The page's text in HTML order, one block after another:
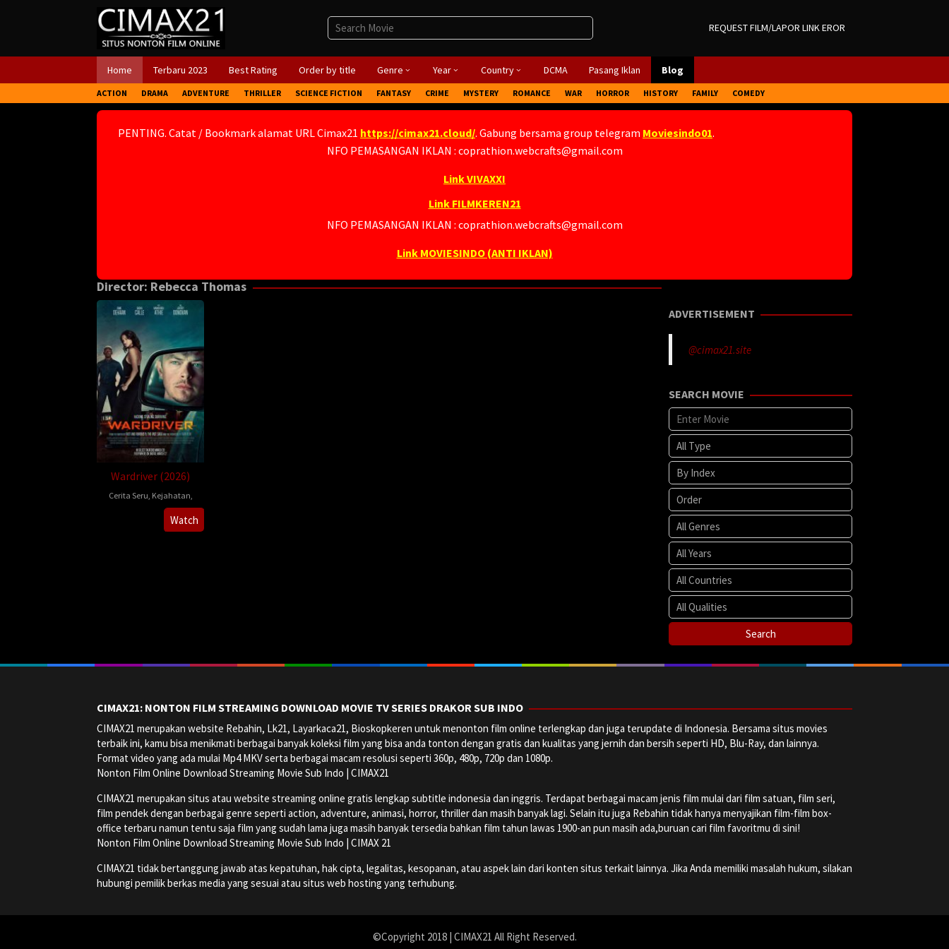
REQUEST FILM/LAPOR LINK EROR
Home Terbaru 2023 Best Rating Order by title Genre Year Country DCMA Pasang Iklan Blog
ACTION DRAMA ADVENTURE THRILLER SCIENCE FICTION FANTASY CRIME MYSTERY ROMANCE WAR HORROR HISTORY FAMILY COMEDY
PENTING. Catat / Bookmark alamat URL Cimax21 https://cimax21.cloud/ . Gabung bersama group telegram Moviesindo01.
NFO PEMASANGAN IKLAN : coprathion.webcrafts@gmail.com
Link VIVAXXI
Link FILMKEREN21
NFO PEMASANGAN IKLAN : coprathion.webcrafts@gmail.com
Link MOVIESINDO (ANTI IKLAN)
Director: Rebecca Thomas
Wardriver (2026)
Cerita Seru, Kejahatan,
Rebecca
Thomas
Watch
ADVERTISEMENT
@cimax21.site
SEARCH MOVIE
CIMAX21: NONTON FILM STREAMING DOWNLOAD MOVIE TV SERIES DRAKOR SUB INDO
CIMAX21 merupakan website Rebahin, Lk21, Layarkaca21, Bioskopkeren untuk menonton film online terlengkap dan juga terupdate di Indonesia. Bersama situs movies
terbaik ini, kamu bisa menikmati berbagai banyak koleksi film yang bisa anda tonton dengan gratis dan kualitas yang jernih dan bersih seperti HD, Blu-Ray, dan lainnya.
Format video yang ada mulai Mp4 MKV serta berbagai macam resolusi seperti 360p, 480p, 720p dan 1080p.
Nonton Film Online Download Streaming Movie Sub Indo | CIMAX21
CIMAX21 merupakan situs atau website streaming online gratis lengkap subtitle indonesia dan inggris. Terdapat berbagai macam jenis film mulai dari film satuan, film seri,
film pendek dengan berbagai genre seperti action, adventure, animasi, horror, thriller dan masih banyak lagi. Selain itu juga Rebahin tidak hanya menyajikan film-film box-
office terbaru namun tentu saja film yang sudah lama juga masih banyak tersedia bahkan film tahun lawas 1900-an pun masih ada,buruan cari film favoritmu di sini!
Nonton Film Online Download Streaming Movie Sub Indo | CIMAX 21
CIMAX21 tidak bertanggung jawab atas kepatuhan, hak cipta, legalitas, kesopanan, atau aspek lain dari konten situs terkait lainnya. Jika Anda memiliki masalah hukum, silakan
hubungi pemilik berkas media yang sesuai atau situs web hosting yang terhubung.
©Copyright 2018 | CIMAX21 All Right Reserved.